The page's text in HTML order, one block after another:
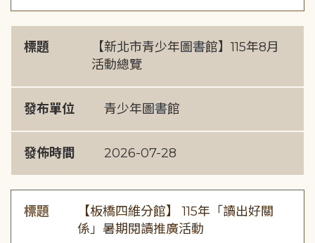
標題
【新北市青少年圖書館】115年8月
活動總覽
發布單位 青少年圖書館
發佈時間 2026-07-28
標題
【板橋四維分館】 115年「讀出好關
係」暑期閱讀推廣活動